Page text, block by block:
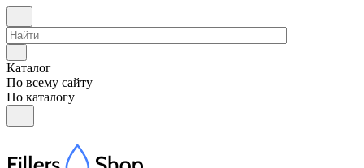
Каталог
По всему сайту
По каталогу